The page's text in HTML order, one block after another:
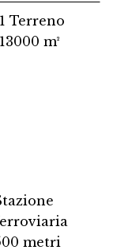
1 Terreno
13000 m²
metri